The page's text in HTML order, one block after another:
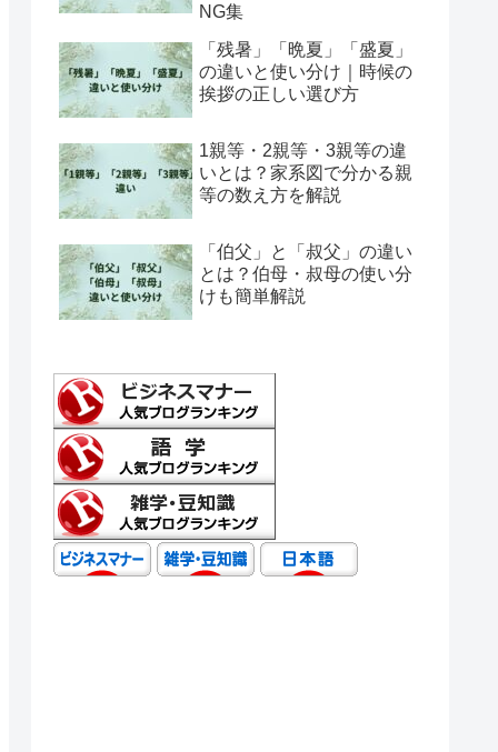
NG集
「残暑」「晩夏」「盛夏」
の違いと使い分け｜時候の
挨拶の正しい選び方
1親等・2親等・3親等の違
いとは？家系図で分かる親
等の数え方を解説
「伯父」と「叔父」の違い
とは？伯母・叔母の使い分
けも簡単解説